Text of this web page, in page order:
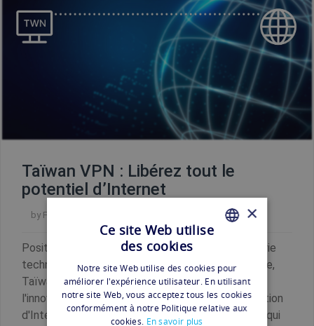
Taïwan VPN : Libérez tout le
potentiel d’Internet
by Florian
Positionnée en tant que centre majeur de l'industrie
technologique et célébrée pour sa culture vibrante,
Taïwan est un acteur influent dans le monde de
l'innovation numérique. Avec la montée de l'utilisation
d'Internet, l'importance d'outils tels que les VPN, qui
FRENCH
×
Ce site Web utilise
des cookies
Notre site Web utilise des cookies pour
améliorer l'expérience utilisateur. En utilisant
notre site Web, vous acceptez tous les cookies
conformément à notre Politique relative aux
cookies. En savoir plus